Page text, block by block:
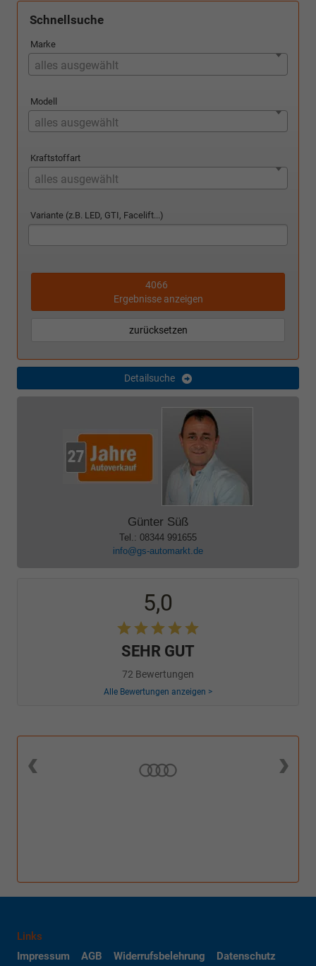
Schnellsuche
Marke
alles ausgewählt
Modell
alles ausgewählt
Kraftstoffart
alles ausgewählt
Variante (z.B. LED, GTI, Facelift...)
4066
Ergebnisse anzeigen
zurücksetzen
Detailsuche
Günter Süß
Tel.: 08344 991655
info@gs-automarkt.de
5,0
SEHR GUT
72 Bewertungen
Alle Bewertungen anzeigen >
Links
Impressum
AGB Widerrufsbelehrung
Datenschutz